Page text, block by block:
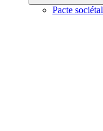
Pacte sociétal